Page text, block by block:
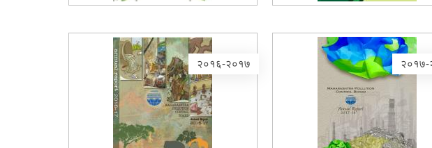
२०१६-२०१७ २०१७-